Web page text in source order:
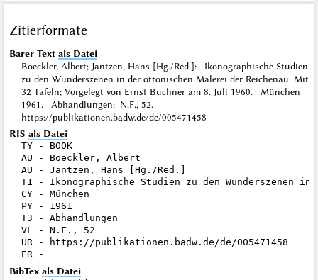
Zitierformate
Barer Text als Datei
Boeckler, Albert; Jantzen, Hans [Hg./Red.]: Ikonographische Studien
zu den Wunderszenen in der ottonischen Malerei der Reichenau. Mit
32 Tafeln; Vorgelegt von Ernst Buchner am 8. Juli 1960. München
1961. Abhandlungen: N.F., 52.
https://publikationen.badw.de/de/005471458
RIS als Datei
TY - BOOK
AU - Boeckler, Albert
AU - Jantzen, Hans [Hg./Red.]
T1 - Ikonographische Studien zu den Wunderszenen
CY - München
PY - 1961
T3 - Abhandlungen
VL - N.F., 52
UR - https://publikationen.badw.de/de/005471458
BibTex als Datei